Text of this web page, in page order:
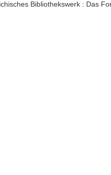
Bibliothekswerk : Das